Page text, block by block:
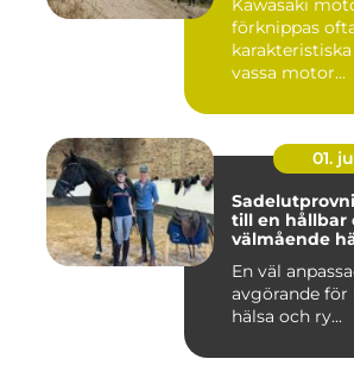
Kawasaki
förknippas
vassa motor...
01.
till en hållbar
välmående
En väl
avgörande för
hälsa och ry...